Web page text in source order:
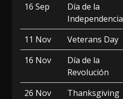
16 Sep
Día de la
Independencia
11 Nov
Veterans Day
16 Nov
Día de la
Revolución
26 Nov
Thanksgiving